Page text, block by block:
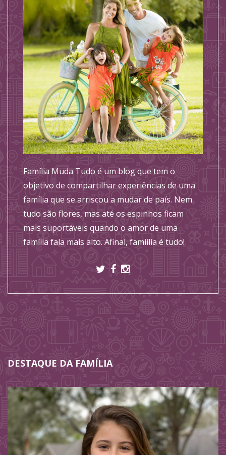
Família Muda Tudo é um blog que tem o
objetivo de compartilhar experiências de uma
família que se arriscou a mudar de país. Nem
tudo são flores, mas até os espinhos ficam
mais suportáveis quando o amor de uma
família fala mais alto. Afinal, famiília é tudo!
DESTAQUE DA FAMÍLIA